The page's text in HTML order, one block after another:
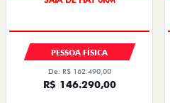
OPORTUNIDADE
PESSOA FÍSICA
De: R$ 162.490,00
R$ 146.290,00